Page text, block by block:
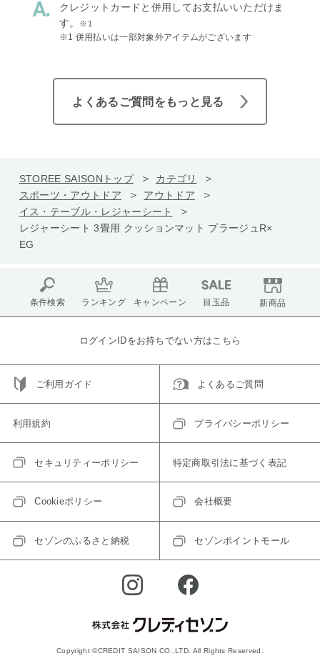
クレジットカードと併用してお支払いいただけま
す。
※1
※1 併用払いは一部対象外アイテムがございます
よくあるご質問をもっと見る
STOREE SAISONトップ
カテゴリ
スポーツ・アウトドア
アウトドア
イス・テーブル・レジャーシート
レジャーシート 3畳用 クッションマット プラージュR×
EG
条件検索 ランキング キャンペーン 目玉品 新商品
ログインIDをお持ちでない方はこちら
ご利用ガイド よくあるご質問
利用規約 プライバシーポリシー
セキュリティーポリシー 特定商取引法に基づく表記
Cookieポリシー 会社概要
セゾンのふるさと納税 セゾンポイントモール
Copyright ©CREDIT SAISON CO.,LTD. All Rights Reserved.